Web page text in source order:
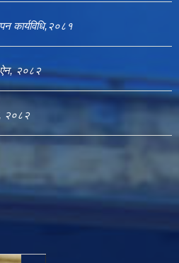
कार्यविधि,२०८१
ऐन, २०८२
२०८२